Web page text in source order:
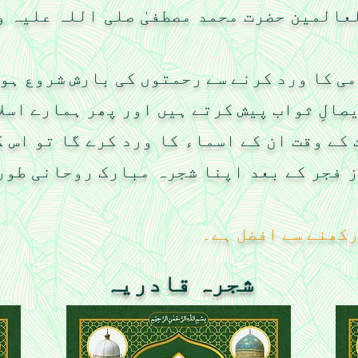
حضرت محمد مصطفیٰ صلی اللہ علیہ
کا ورد کرنے سے رحمتوں کی بارش شروع
ثواب پیش کرتے ہیں اور پھر ہمارے
کے وقت ان کے اسماء کا ورد کرے گا تو
فجر کے بعد اپنا شجرہ مبارک روحانی
سے افضل ہے۔
شجرہ قادریہ